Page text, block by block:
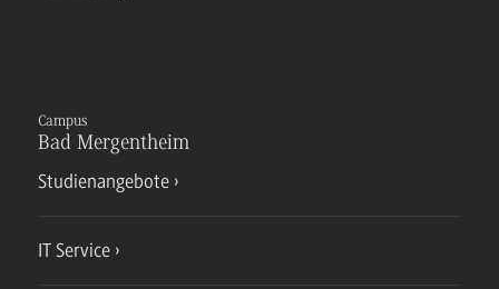
Campus
Bad Mergentheim
Studienangebote
IT Service